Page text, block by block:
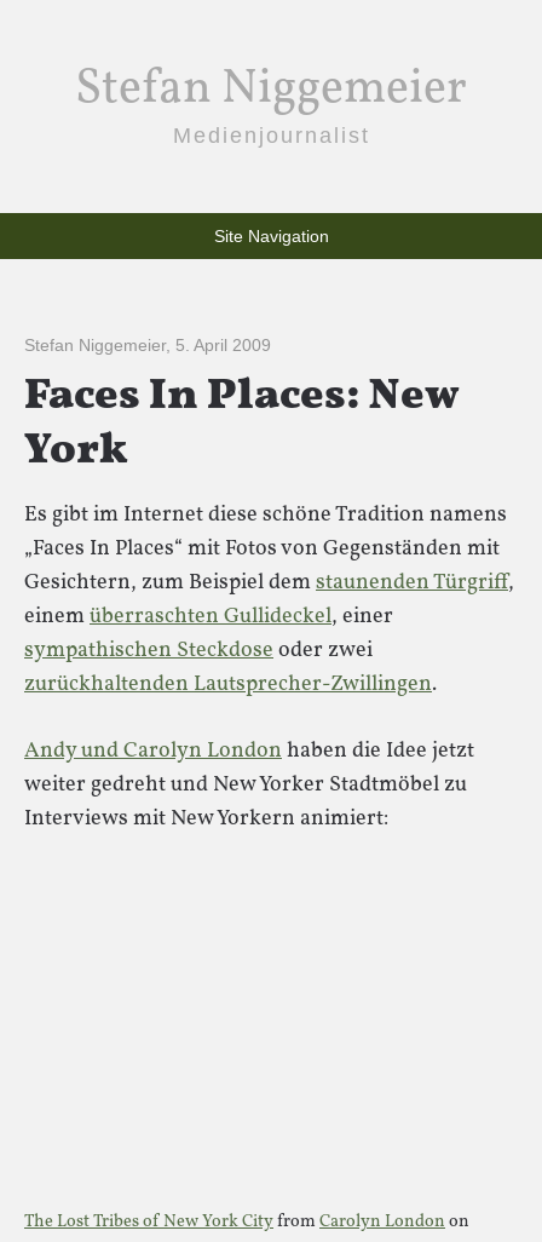
Stefan Niggemeier
Medienjournalist
Site Navigation
Stefan Niggemeier, 5. April 2009
Faces In Places: New
York
Es gibt im Internet diese schöne Tradition namens
„Faces In Places“ mit Fotos von Gegenständen mit
Gesichtern, zum Beispiel demstaunenden Türgriff,
einemüberraschten Gullideckel, einer
sympathischen Steckdoseoder zwei
zurückhaltenden Lautsprecher-Zwillingen.
Andy und Carolyn Londonhaben die Idee jetzt
weiter gedreht und New Yorker Stadtmöbel zu
Interviews mit New Yorkern animiert:
The Lost Tribes of New York Cityfrom Carolyn Londonon